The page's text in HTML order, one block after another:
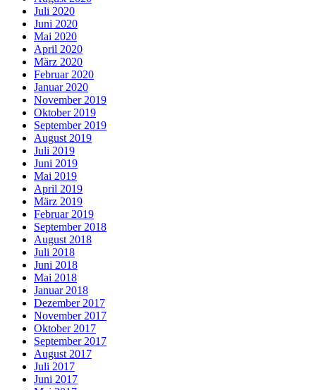
Juli 2020
Juni 2020
Mai 2020
April 2020
März 2020
Februar 2020
Januar 2020
November 2019
Oktober 2019
September 2019
August 2019
Juli 2019
Juni 2019
Mai 2019
April 2019
März 2019
Februar 2019
September 2018
August 2018
Juli 2018
Juni 2018
Mai 2018
Januar 2018
Dezember 2017
November 2017
Oktober 2017
September 2017
August 2017
Juli 2017
Juni 2017